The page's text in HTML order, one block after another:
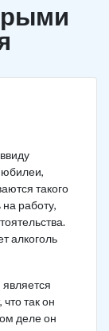
юбилеи,
такого
работу,
алкоголь
так он
деле он